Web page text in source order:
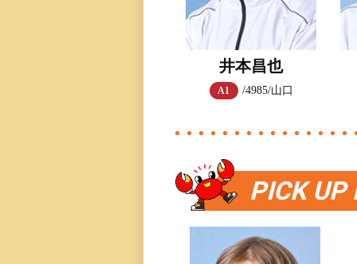
井本昌也
A1 /4985/山口
PICK UP